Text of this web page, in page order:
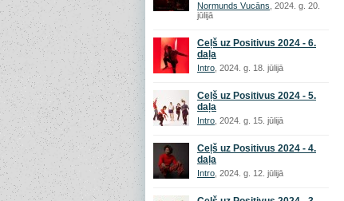
Normunds Vucāns , 2024. g. 20.
jūlijā
Ceļš uz Positivus 2024 - 6.
daļa
Intro , 2024. g. 18. jūlijā
Ceļš uz Positivus 2024 - 5.
daļa
Intro , 2024. g. 15. jūlijā
Ceļš uz Positivus 2024 - 4.
daļa
Intro , 2024. g. 12. jūlijā